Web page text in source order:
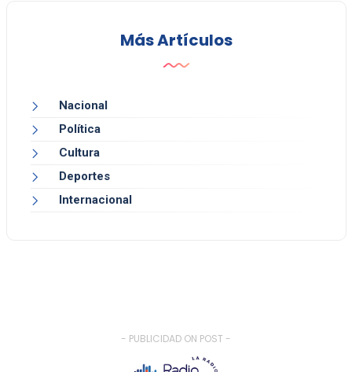
Más Artículos
Nacional
Política
Cultura
Deportes
Internacional
- PUBLICIDAD ON POST -